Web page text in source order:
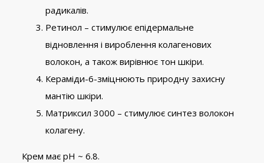
радикалів.
Ретинол – стимулює епідермальне
відновлення і вироблення колагенових
волокон, а також вирівнює тон шкіри.
Кераміди-6-зміцнюють природну захисну
мантію шкіри.
Матриксил 3000 – стимулює синтез волокон
колагену.
Крем має pH ~ 6.8.